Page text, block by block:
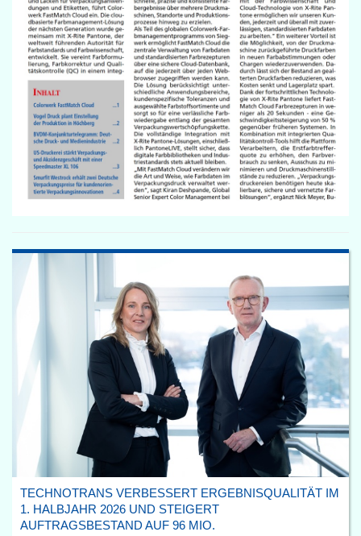
TECHNOTRANS VERBESSERT ERGEBNISQUALITÄT IM
1. HALBJAHR 2026 UND STEIGERT
AUFTRAGSBESTAND AUF 96 MIO.